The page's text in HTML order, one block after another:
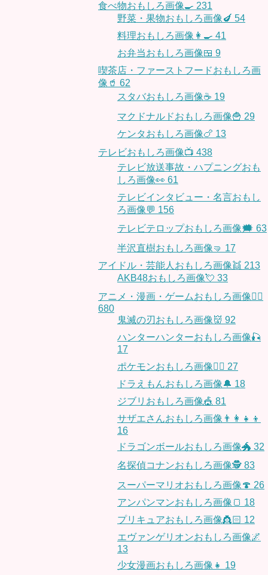
食べ物おもしろ画像🍳 231
野菜・果物おもしろ画像🍆 54
料理おもしろ画像👩‍🍳 41
お弁当おもしろ画像🍱 9
喫茶店・ファーストフードおもしろ画
像🥤 62
スタバおもしろ画像☕️ 19
マクドナルドおもしろ画像🍟 29
ケンタおもしろ画像🍗 13
テレビおもしろ画像📺 438
テレビ放送事故・ハプニングおも
しろ画像👀 61
テレビインタビュー・名言おもし
ろ画像💬 156
テレビテロップおもしろ画像🗯 63
半沢直樹おもしろ画像🤜 17
アイドル・芸能人おもしろ画像👯 213
AKB48おもしろ画像💘 33
アニメ・漫画・ゲームおもしろ画像🧚‍♀️
680
鬼滅の刃おもしろ画像👹 92
ハンターハンターおもしろ画像🎣
17
ポケモンおもしろ画像🤹‍♂️ 27
ドラえもんおもしろ画像🔔 18
ジブリおもしろ画像🎪 81
サザエさんおもしろ画像👨‍👩‍👧‍👦
16
ドラゴンボールおもしろ画像🐲 32
名探偵コナンおもしろ画像🕵️ 83
スーパーマリオおもしろ画像🍄 26
アンパンマンおもしろ画像🍞 18
プリキュアおもしろ画像👸🏻 12
エヴァンゲリオンおもしろ画像🌌
13
少女漫画おもしろ画像👧 19